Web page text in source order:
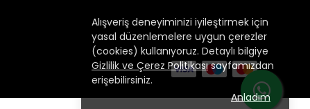
Alışveriş deneyiminizi iyileştirmek için
yasal düzenlemelere uygun çerezler
(cookies) kullanıyoruz. Detaylı bilgiye
Gizlilik ve Çerez Politikasısayfamızdan
erişebilirsiniz.
Anladım